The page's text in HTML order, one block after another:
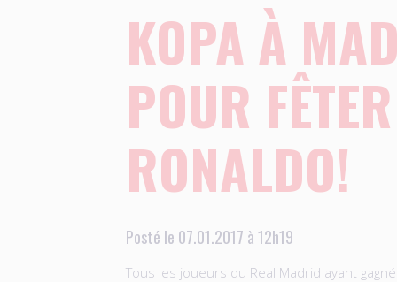
KOPA À
POUR FÊTER
RONALDO!
Posté le 07.01.2017 à 12h19
Tous les joueurs du Real Madrid ayant